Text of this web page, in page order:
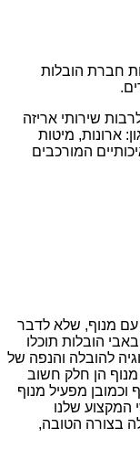
חברת הובלות
שירותי אריזה
ארונות, מיטות
המורכבים
מנוף, שלא לדבר
הובלות תוכלו
להובלה והנפה של
מנוף הן חלק חשוב
וכמובן מפעיל מנוף
המקצוע שלנו
בצורה הטובה,